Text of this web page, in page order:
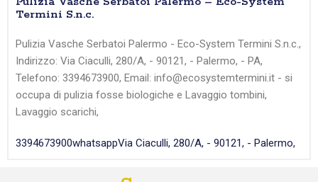
Termini S.n.c.
Pulizia Vasche Serbatoi Palermo - Eco-System Termini S.n.c.,
Indirizzo: Via Ciaculli, 280/A, - 90121, - Palermo, - PA,
Telefono: 3394673900, Email: info@ecosystemtermini.it - si
occupa di pulizia fosse biologiche e Lavaggio tombini,
Lavaggio scarichi,
3394673900whatsappVia Ciaculli, 280/A, - 90121, - Palermo,